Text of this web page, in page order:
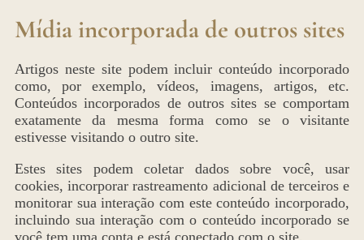
Mídia incorporada de outros sites
Artigos neste site podem incluir conteúdo incorporado
como, por exemplo, vídeos, imagens, artigos, etc.
Conteúdos incorporados de outros sites se comportam
exatamente da mesma forma como se o visitante
estivesse visitando o outro site.
Estes sites podem coletar dados sobre você, usar
cookies, incorporar rastreamento adicional de terceiros e
monitorar sua interação com este conteúdo incorporado,
incluindo sua interação com o conteúdo incorporado se